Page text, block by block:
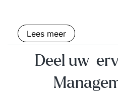
vaardigheden, case
interviews met succesvolle
Leiderschap als
Inzichten, voorbeelden,
Bestuurlijke wijsheid en
Lees meer
Deel uw